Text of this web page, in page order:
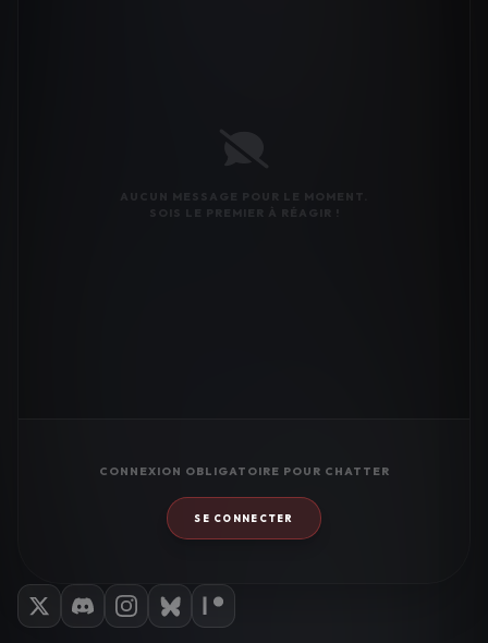
CONNEXION OBLIGATOIRE POUR CHATTER
SE CONNECTER